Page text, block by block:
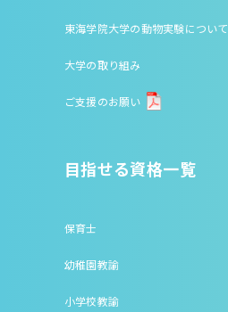
東海学院大学の動物実験について
大学の取り組み
ご支援のお願い
目指せる資格一覧
保育士
幼稚園教諭
小学校教諭